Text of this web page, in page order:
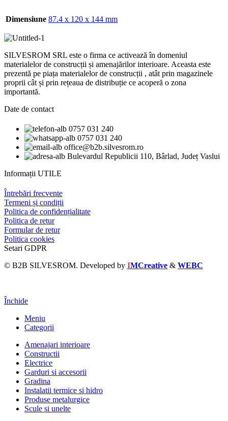
Dimensiune 87.4 x 120 x 144 mm
SILVESROM SRL este o firma ce activează în domeniul
materialelor de construcții și amenajărilor interioare. Aceasta este
prezentă pe piața materialelor de construcții , atât prin magazinele
proprii cât și prin rețeaua de distribuție ce acoperă o zona
importantă.
Date de contact
0757 031 240
0757 031 240
office@b2b.silvesrom.ro
Bulevardul Republicii 110, Bârlad, Județ Vaslui
Informații UTILE
Întrebări frecvente
Termeni și condiții
Politica de confidențialitate
Politica de retur
Formular de retur
Politica cookies
Setari GDPR
© B2B SILVESROM. Developed by IMCreative & WEBC
Închide
Meniu
Categorii
Amenajari interioare
Constructii
Electrice
Garduri si accesorii
Gradina
Instalatii termice si hidro
Produse metalurgice
Scule si unelte